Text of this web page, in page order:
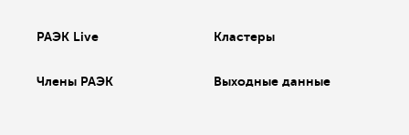
РАЭК Live Кластеры
Члены РАЭК Выходные данные